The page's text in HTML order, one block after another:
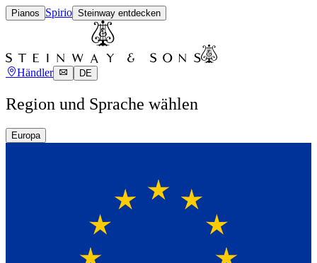
Pianos Spirio Steinway entdecken
Händler DE
Region und Sprache wählen
Europa